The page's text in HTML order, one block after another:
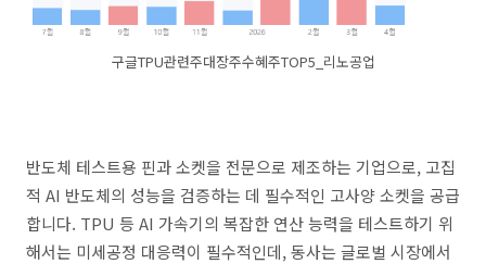
구글TPU관련주대장주수혜주TOP5_리노공업
반도체 테스트용 핀과 소켓을 전문으로 제조하는 기업으로, 고집
적 AI 반도체의 성능을 검증하는 데 필수적인 고사양 소켓을 공급
합니다. TPU 등 AI 가속기의 복잡한 연산 능력을 테스트하기 위
해서는 미세공정 대응력이 필수적인데, 동사는 글로벌 시장에서